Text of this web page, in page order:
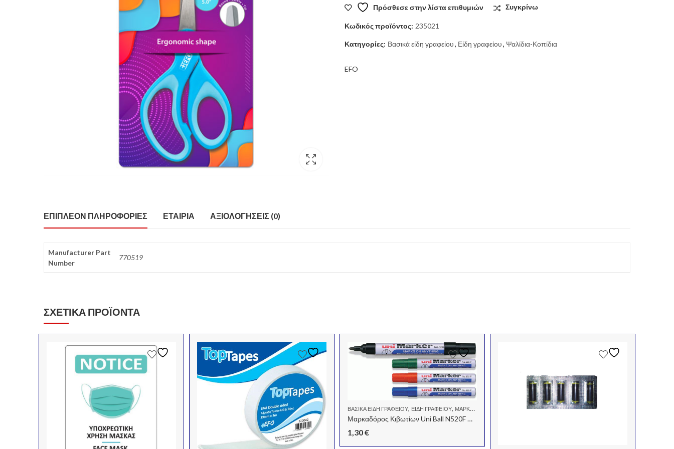
1,30 €.
είναι:
1,15 €.
Πρόσθεσε στην λίστα επιθυμιών Συγκρίνω
Κωδικός προϊόντος: 235021
Κατηγορίες: Βασικά είδη γραφείου, Είδη γραφείου, Ψαλίδια-Κοπίδια
EFO
ΕΠΙΠΛΈΟΝ ΠΛΗΡΟΦΟΡΊΕΣ ΕΤΑΙΡΊΑ ΑΞΙΟΛΟΓΉΣΕΙΣ (0)
Manufacturer Part
Number
770519
ΣΧΕΤΙΚΆ ΠΡΟΪΌΝΤΑ
ΒΑΣΙΚΆ ΕΊΔΗ ΓΡΑΦΕΊΟΥ, ΕΊΔΗ ΓΡΑΦΕΊΟΥ, ΜΑΡΚΑΔΌΡΟΙ ΑΝΕΞΊΤΗΛΟΙ
Μαρκαδόρος Κιβωτίων Uni Ball N520F Μάυρο
1,30€